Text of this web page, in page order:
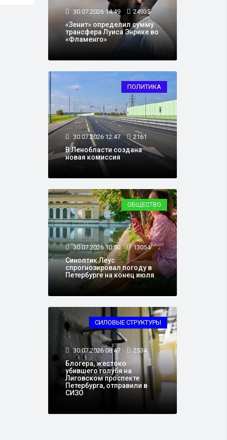
30.07.2026 14:49 24935
«Зенит» определил сумму
трансфера Луиса Энрике во
«Фламенго»
ПОЛИТИКА
30.07.2026 12:47 2161
В Ленобласти создана
новая комиссия
ОБЩЕСТВО
30.07.2026 10:50 13054
Синоптик Леус
спрогнозировал погоду в
Петербурге на конец июля
СИЛОВЫЕ СТРУКТУРЫ
30.07.2026 08:47 2534
Блогера, жестоко
убившего голубя на
Лиговском проспекте
Петербурга, отправили в
СИЗО